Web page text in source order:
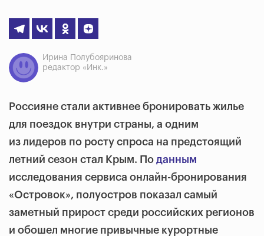
Ирина Полубояринова
редактор «Инк.»
Россияне стали активнее бронировать жилье
для поездок внутри страны, а одним
из лидеров по росту спроса на предстоящий
летний сезон стал Крым. По данным
исследования сервиса онлайн-бронирования
«Островок», полуостров показал самый
заметный прирост среди российских регионов
и обошел многие привычные курортные